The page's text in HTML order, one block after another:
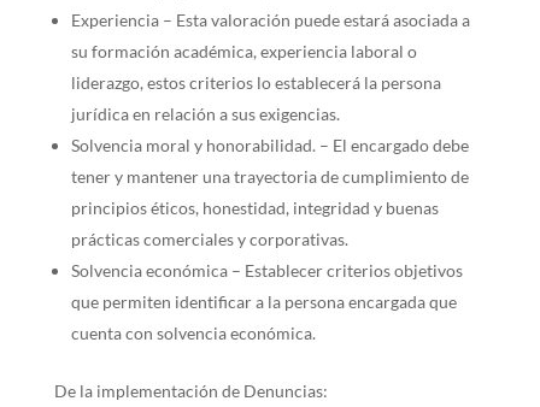
Experiencia – Esta valoración puede estará asociada a
su formación académica, experiencia laboral o
liderazgo, estos criterios lo establecerá la persona
jurídica en relación a sus exigencias.
Solvencia moral y honorabilidad. – El encargado debe
tener y mantener una trayectoria de cumplimiento de
principios éticos, honestidad, integridad y buenas
prácticas comerciales y corporativas.
Solvencia económica – Establecer criterios objetivos
que permiten identificar a la persona encargada que
cuenta con solvencia económica.
De la implementación de Denuncias: